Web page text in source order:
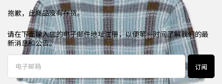
抱歉，此商品没有存货。
请在下面输入您的电子邮件地址注册，以便第一时间了解我们的最
新消息和公告。
订阅